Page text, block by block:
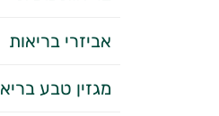
אביזרי בריאות
מגזין טבע בריא